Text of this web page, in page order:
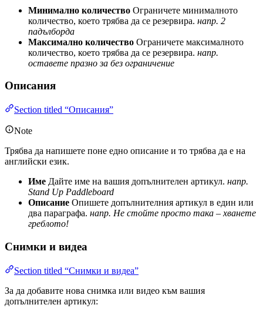
Минимално количество Ограничете минималното
количество, което трябва да се резервира. напр. 2
падълборда
Максимално количество Ограничете максималното
количество, което трябва да се резервира. напр.
оставете празно за без ограничение
Описания
Section titled “Описания”
Note
Трябва да напишете поне едно описание и то трябва да е на
английски език.
Име Дайте име на вашия допълнителен артикул. напр.
Stand Up Paddleboard
Описание Опишете допълнителния артикул в един или
два параграфа. напр. Не стойте просто така – хванете
греблото!
Снимки и видеа
Section titled “Снимки и видеа”
За да добавите нова снимка или видео към вашия
допълнителен артикул: